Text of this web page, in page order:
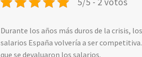
Durante los años más duros de la crisis,
salarios España volvería a ser
que se devaluaron los salarios.